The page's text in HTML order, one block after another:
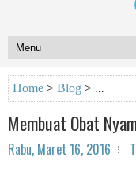
Home > Blog >
Membuat Obat
Rabu, Maret 16, 2016